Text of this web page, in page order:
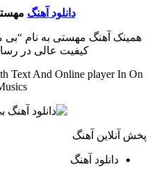
دانلود آهنگ
همینک آهنگ مهستی به نام
کیفیت عالی در
Text And Online player In On
پخش آنلاین آهنگ
دانلود آهنگ